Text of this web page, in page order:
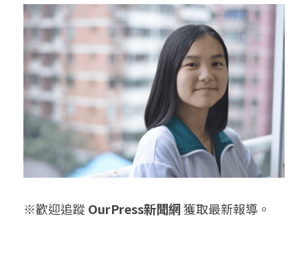
※歡迎追蹤 OurPress新聞網 獲取最新報導。